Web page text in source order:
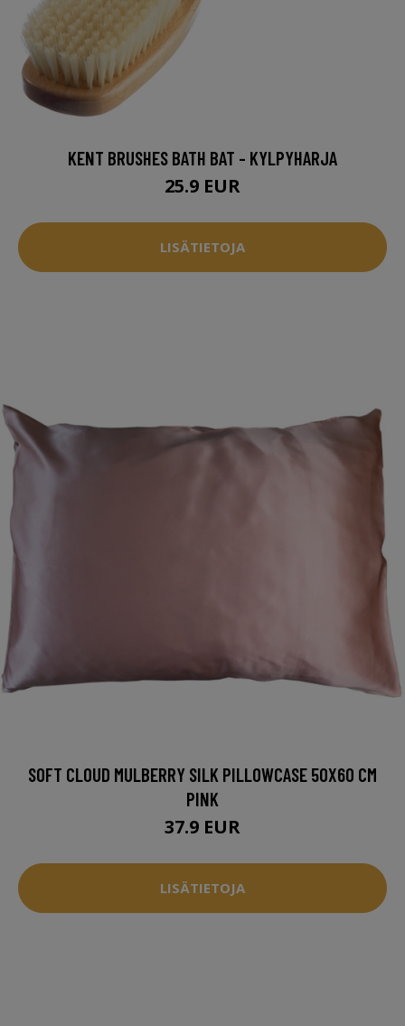
KENT BRUSHES BATH BAT - KYLPYHARJA
25.9 EUR
LISÄTIETOJA
SOFT CLOUD MULBERRY SILK PILLOWCASE 50X60 CM
PINK
37.9 EUR
LISÄTIETOJA